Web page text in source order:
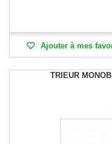
Ajouter à mes
TRIEUR